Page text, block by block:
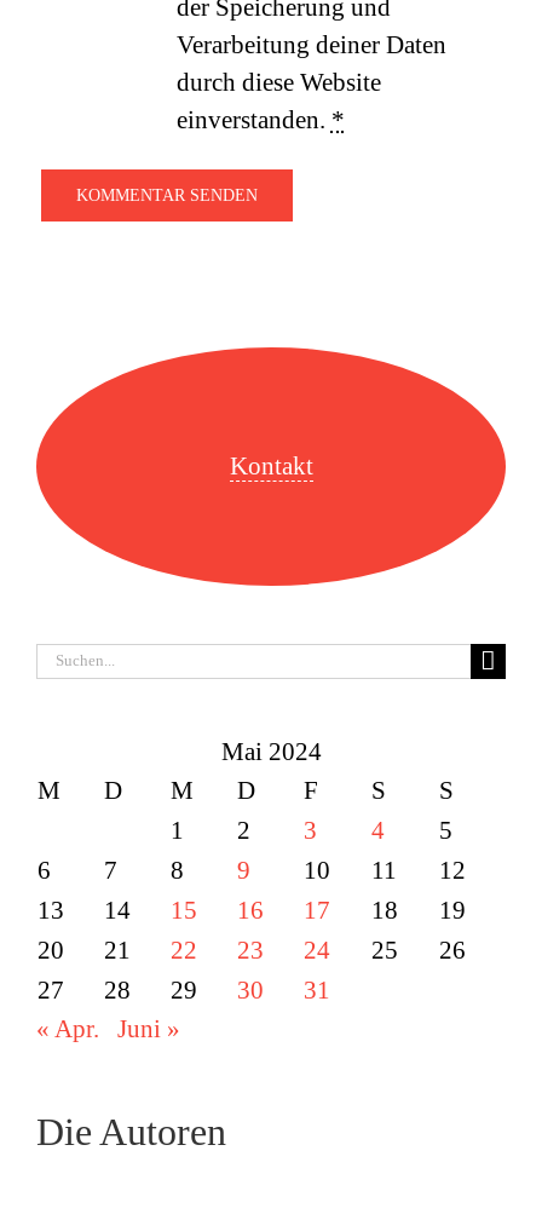
der Speicherung und
Verarbeitung deiner Daten
durch diese Website
einverstanden. *
Kontakt
Suche
Mai 2024
M
D M D F S
S
1
2 3 4
5
6
7 8 9 10 11
12
13
14 15 16 17 18
19
20
21 22 23 24 25
26
27
28 29 30
31
« Apr.
Juni »
Die Autoren